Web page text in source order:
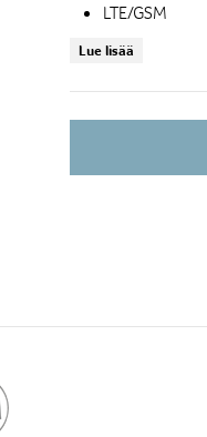
LTE/GSM
5m RF Cable
Lue lisää